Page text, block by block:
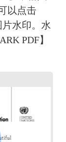
以点击
片水印。水
PDF】